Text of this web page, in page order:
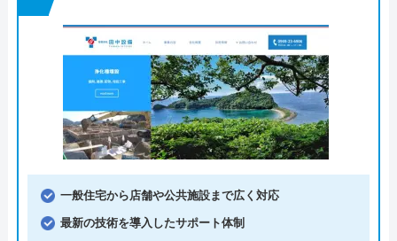
一般住宅から店舗や公共施設まで広く対応
最新の技術を導入したサポート体制